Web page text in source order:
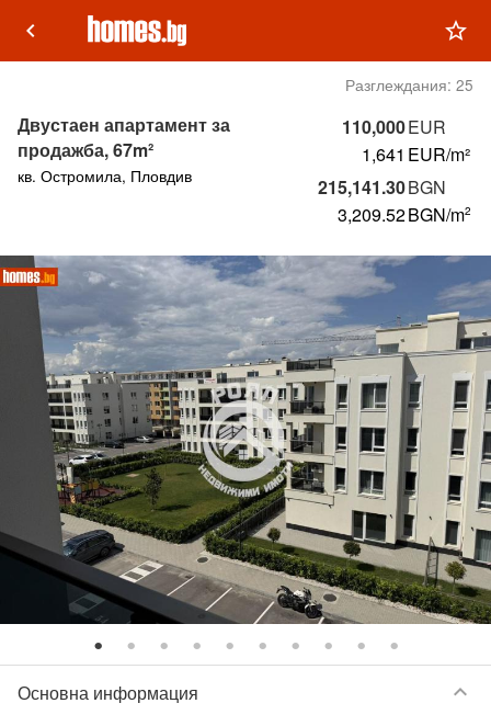
keyboard_arrow_left star_outline
Разглеждания: 25
110,000EUR
1,641 EUR/m²
215,141.30BGN
3,209.52BGN/m2
Двустаен апартамент за
продажба, 67m²
кв. Остромила, Пловдив
Основна информация keyboard_arrow_down